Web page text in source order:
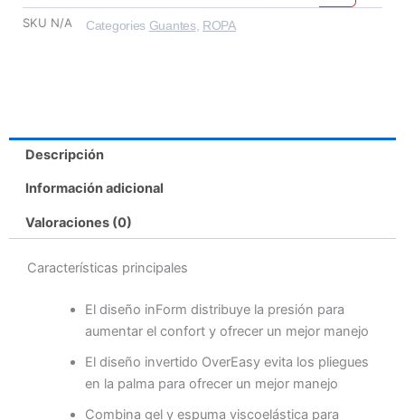
SKU N/A Categories Guantes, ROPA
Descripción
Información adicional
Valoraciones (0)
Características principales
El diseño inForm distribuye la presión para
aumentar el confort y ofrecer un mejor manejo
El diseño invertido OverEasy evita los pliegues
en la palma para ofrecer un mejor manejo
Combina gel y espuma viscoelástica para